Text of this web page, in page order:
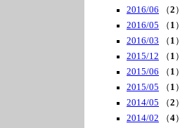
2016/06 （2 ）
2016/05 （ 1 ）
2016/03 （ 1 ）
2015/12 （ 1 ）
2015/06 （ 1 ）
2015/05 （ 1 ）
2014/05 （2 ）
2014/02 （4）